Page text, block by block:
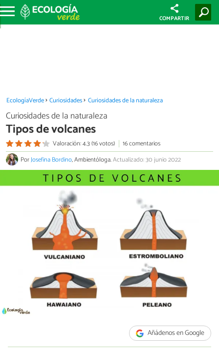
COMPARTIR
EcologíaVerde Curiosidades Curiosidades de la naturaleza
Curiosidades de la naturaleza
Tipos de volcanes
Valoración: 4.3 (16 votos)
16 comentarios
PorJosefina Bordino, Ambientóloga.Actualizado: 30 junio 2022
Añádenos en Google